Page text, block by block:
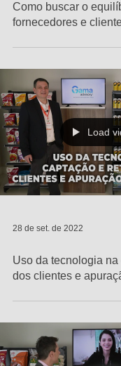
Como buscar o
fornecedores e
Load
28 de set. de 2022
Uso da tecnologia
dos clientes e